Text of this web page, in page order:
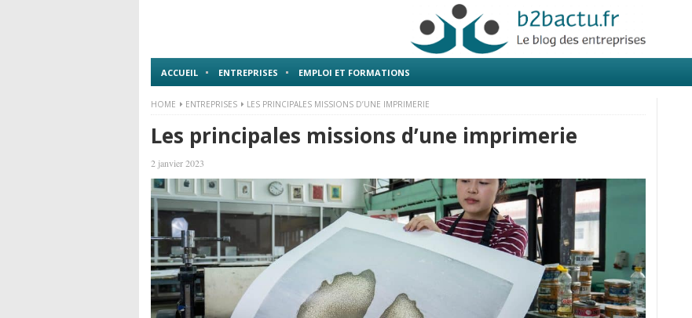
ACCUEIL ENTREPRISES EMPLOI ET FORMATIONS
HOME ENTREPRISES LES PRINCIPALES MISSIONS D’UNE IMPRIMERIE
Les principales missions d’une imprimerie
2 janvier 2023